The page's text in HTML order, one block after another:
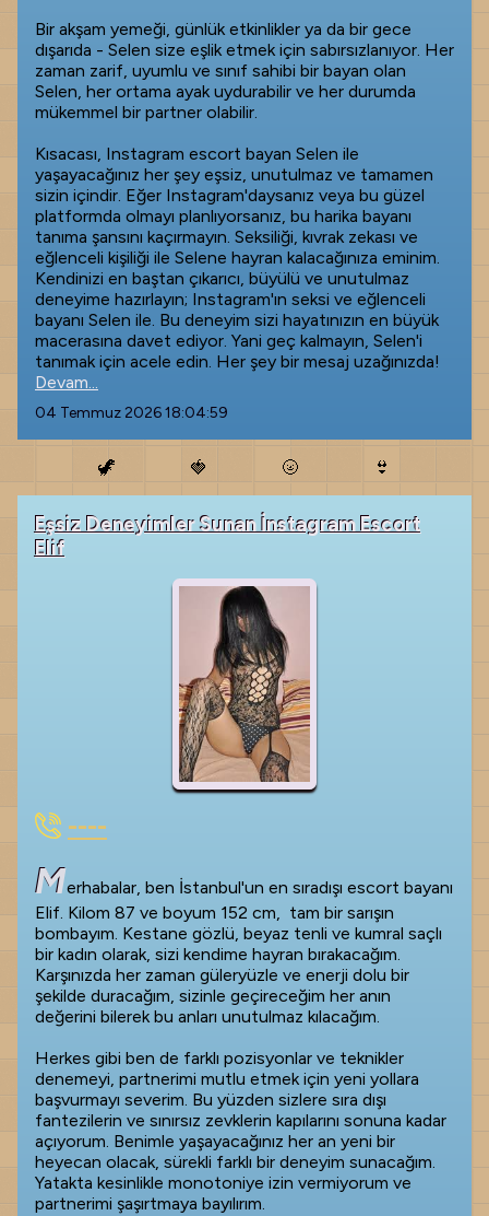
Bir akşam yemeği, günlük etkinlikler ya da bir gece
dışarıda - Selen size eşlik etmek için sabırsızlanıyor. Her
zaman zarif, uyumlu ve sınıf sahibi bir bayan olan
Selen, her ortama ayak uydurabilir ve her durumda
mükemmel bir partner olabilir.
Kısacası, Instagram escort bayan Selen ile
yaşayacağınız her şey eşsiz, unutulmaz ve tamamen
sizin içindir. Eğer Instagram'daysanız veya bu güzel
platformda olmayı planlıyorsanız, bu harika bayanı
tanıma şansını kaçırmayın. Seksiliği, kıvrak zekası ve
eğlenceli kişiliği ile Selene hayran kalacağınıza eminim.
Kendinizi en baştan çıkarıcı, büyülü ve unutulmaz
deneyime hazırlayın; Instagram'ın seksi ve eğlenceli
bayanı Selen ile. Bu deneyim sizi hayatınızın en büyük
macerasına davet ediyor. Yani geç kalmayın, Selen'i
tanımak için acele edin. Her şey bir mesaj uzağınızda!
Devam...
04 Temmuz 2026 18:04:59
🦖 🍓 🌝 👙
Eşsiz Deneyimler Sunan İnstagram Escort
Elif
----
Merhabalar, ben İstanbul'un en sıradışı escort bayanı
Elif. Kilom 87 ve boyum 152 cm, tam bir sarışın
bombayım. Kestane gözlü, beyaz tenli ve kumral saçlı
bir kadın olarak, sizi kendime hayran bırakacağım.
Karşınızda her zaman güleryüzle ve enerji dolu bir
şekilde duracağım, sizinle geçireceğim her anın
değerini bilerek bu anları unutulmaz kılacağım.
Herkes gibi ben de farklı pozisyonlar ve teknikler
denemeyi, partnerimi mutlu etmek için yeni yollara
başvurmayı severim. Bu yüzden sizlere sıra dışı
fantezilerin ve sınırsız zevklerin kapılarını sonuna kadar
açıyorum. Benimle yaşayacağınız her an yeni bir
heyecan olacak, sürekli farklı bir deneyim sunacağım.
Yatakta kesinlikle monotoniye izin vermiyorum ve
partnerimi şaşırtmaya bayılırım.